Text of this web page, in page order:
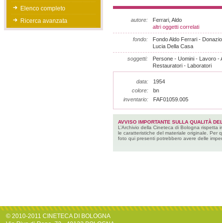
Elenco completo
Ricerca avanzata
autore:
Ferrari, Aldo
altri oggetti correlati
fondo:
Fondo Aldo Ferrari -
Lucia Della Casa
soggetti:
Persone - Uomini - Lavoro -
Restauratori - Laboratori
data:
1954
colore:
bn
inventario:
FAF01059.005
AVVISO IMPORTANTE SULLA QUALITÀ
L’Archivio della Cineteca di Bologna rispetta
le caratteristiche del materiale originale. Per
foto qui presenti potrebbero avere delle
© 2010-2011 CINETECA DI BOLOGNA